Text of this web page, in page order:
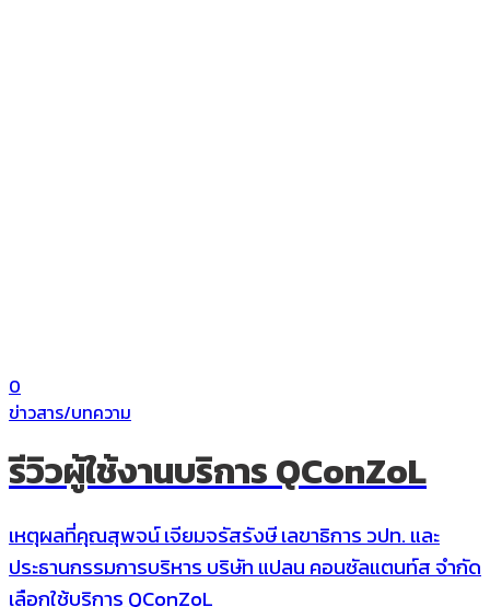
0
ข่าวสาร/บทความ
รีวิวผู้ใช้งานบริการ QConZoL
เหตุผลที่คุณสุพจน์ เจียมจรัสรังษี เลขาธิการ วปท. และ
ประธานกรรมการบริหาร บริษัท แปลน คอนซัลแตนท์ส จำกัด
เลือกใช้บริการ QConZoL